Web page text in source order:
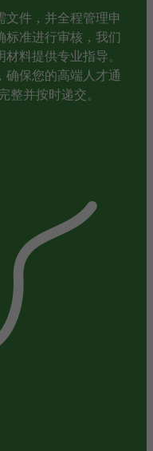
件，并全程管理申
标准进行审核，我们
料提供专业指导。
保您的高端人才通
整并按时递交。